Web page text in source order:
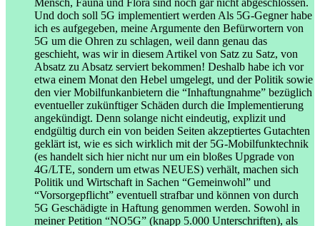
Mensch, Fauna und Flora sind noch gar nicht abgeschlossen.
Und doch soll 5G implementiert werden Als 5G-Gegner habe
ich es aufgegeben, meine Argumente den Befürwortern von
5G um die Ohren zu schlagen, weil dann genau das
geschieht, was wir in diesem Artikel von Satz zu Satz, von
Absatz zu Absatz serviert bekommen! Deshalb habe ich vor
etwa einem Monat den Hebel umgelegt, und der Politik sowie
den vier Mobilfunkanbietern die “Inhaftungnahme” bezüglich
eventueller zukünftiger Schäden durch die Implementierung
angekündigt. Denn solange nicht eindeutig, explizit und
endgültig durch ein von beiden Seiten akzeptiertes Gutachten
geklärt ist, wie es sich wirklich mit der 5G-Mobilfunktechnik
(es handelt sich hier nicht nur um ein bloßes Upgrade von
4G/LTE, sondern um etwas NEUES) verhält, machen sich
Politik und Wirtschaft in Sachen “Gemeinwohl” und
“Vorsorgepflicht” eventuell strafbar und können von durch
5G Geschädigte in Haftung genommen werden. Sowohl in
meiner Petition “NO5G” (knapp 5.000 Unterschriften), als